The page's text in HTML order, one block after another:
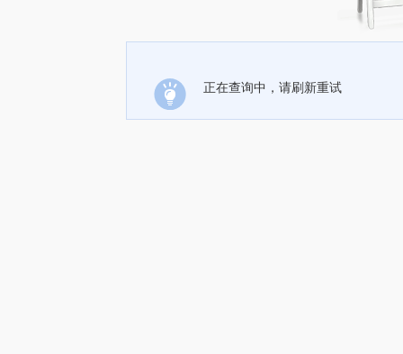
正在查询中，请刷新重试